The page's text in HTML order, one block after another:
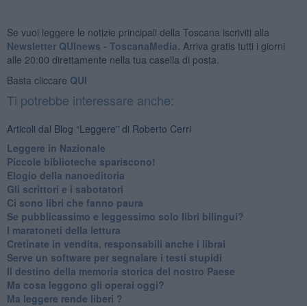
Se vuoi leggere le notizie principali della Toscana iscriviti alla
Newsletter QUInews - ToscanaMedia. Arriva gratis tutti i giorni
alle 20:00 direttamente nella tua casella di posta.
Basta cliccare QUI
Ti potrebbe interessare anche:
Articoli dal Blog “Leggere” di Roberto Cerri
​Leggere in Nazionale
​Piccole biblioteche spariscono!
​Elogio della nanoeditoria
Gli scrittori e i sabotatori
Ci sono libri che fanno paura
Se pubblicassimo e leggessimo solo libri bilingui?
I maratoneti della lettura
Cretinate in vendita, responsabili anche i librai
Serve un software per segnalare i testi stupidi
​Il destino della memoria storica del nostro Paese
Ma cosa leggono gli operai oggi?
Ma leggere rende liberi ?